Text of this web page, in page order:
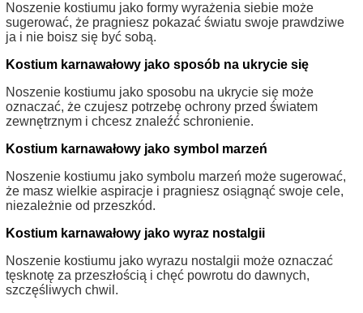
Noszenie kostiumu jako formy wyrażenia siebie może
sugerować, że pragniesz pokazać światu swoje prawdziwe
ja i nie boisz się być sobą.
Kostium karnawałowy jako sposób na ukrycie się
Noszenie kostiumu jako sposobu na ukrycie się może
oznaczać, że czujesz potrzebę ochrony przed światem
zewnętrznym i chcesz znaleźć schronienie.
Kostium karnawałowy jako symbol marzeń
Noszenie kostiumu jako symbolu marzeń może sugerować,
że masz wielkie aspiracje i pragniesz osiągnąć swoje cele,
niezależnie od przeszkód.
Kostium karnawałowy jako wyraz nostalgii
Noszenie kostiumu jako wyrazu nostalgii może oznaczać
tęsknotę za przeszłością i chęć powrotu do dawnych,
szczęśliwych chwil.